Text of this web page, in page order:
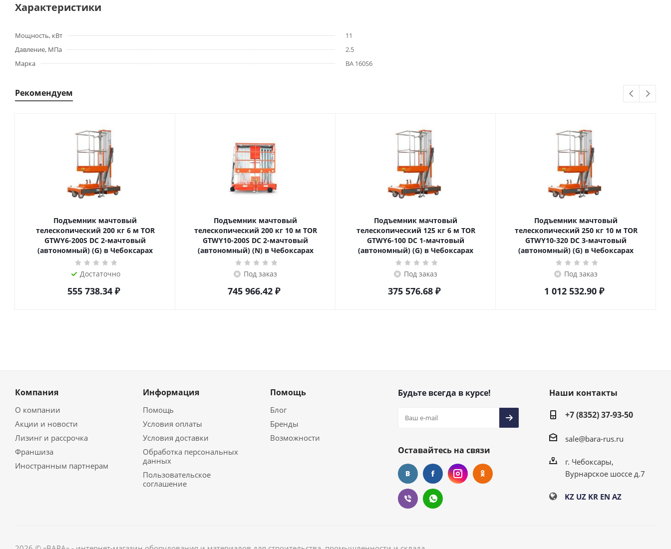
Характеристики
Мощность, кВт
11
Давление, МПа
2.5
Марка
ВА 160S6
Рекомендуем
Подъемник мачтовый
телескопический 200 кг 6 м TOR
GTWY6-200S DC 2-мачтовый
(автономный) (G) в Чебоксарах
Достаточно
555 738.34₽
Подъемник мачтовый
телескопический 200 кг 10 м TOR
GTWY10-200S DC 2-мачтовый
(автономный) (N) в Чебоксарах
Под заказ
745 966.42₽
Подъемник мачтовый
телескопический 125 кг 6 м TOR
GTWY6-100 DC 1-мачтовый
(автономный) (G) в Чебоксарах
Под заказ
375 576.68₽
Подъемник мачтовый
телескопический 250 кг 10 м TOR
GTWY10-320 DC 3-мачтовый
(автономный) (G) в Чебоксарах
Под заказ
1 012 532.90 ₽
Компания
О компании
Акции и новости
Лизинг и рассрочка
Франшиза
Иностранным партнерам
Информация
Помощь
Условия оплаты
Условия доставки
Обработка персональных
данных
Пользовательское
соглашение
Помощь
Блог
Бренды
Возможности
Будьте всегда в курсе!
Оставайтесь на связи
Наши контакты
+7 (8352) 37-93-50
sale@bara-rus.ru
г. Чебоксары,
Вурнарское шоссе д.7
KZ UZ KR EN AZ